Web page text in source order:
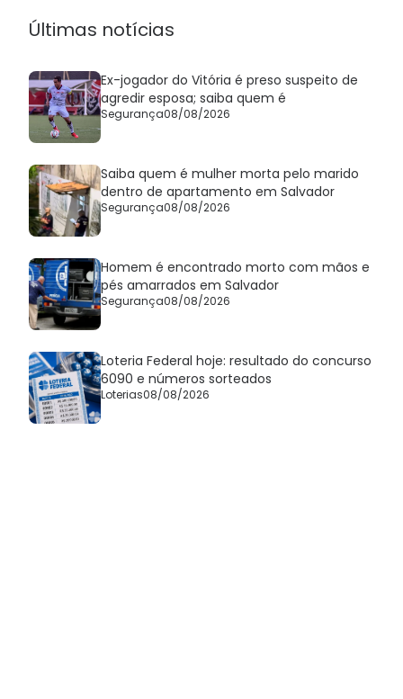
Últimas notícias
Ex-jogador do Vitória é preso suspeito de
agredir esposa; saiba quem é
Segurança08/08/2026
Saiba quem é mulher morta pelo marido
dentro de apartamento em Salvador
Segurança08/08/2026
Homem é encontrado morto com mãos e
pés amarrados em Salvador
Segurança08/08/2026
Loteria Federal hoje: resultado do concurso
6090 e números sorteados
Loterias08/08/2026